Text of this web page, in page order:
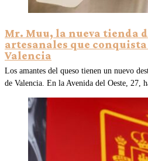
Mr. Muu, la nueva tienda
artesanales que
Valencia
Los amantes del queso tienen un nuevo
de Valencia. En la Avenida del Oeste, 27,